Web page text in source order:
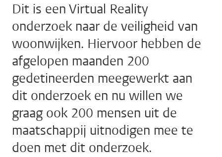
Dit is een Virtual Reality
onderzoek naar de veiligheid van
woonwijken. Hiervoor hebben de
afgelopen maanden 200
gedetineerden meegewerkt aan
dit onderzoek en nu willen we
graag ook 200 mensen uit de
maatschappij uitnodigen mee te
doen met dit onderzoek.